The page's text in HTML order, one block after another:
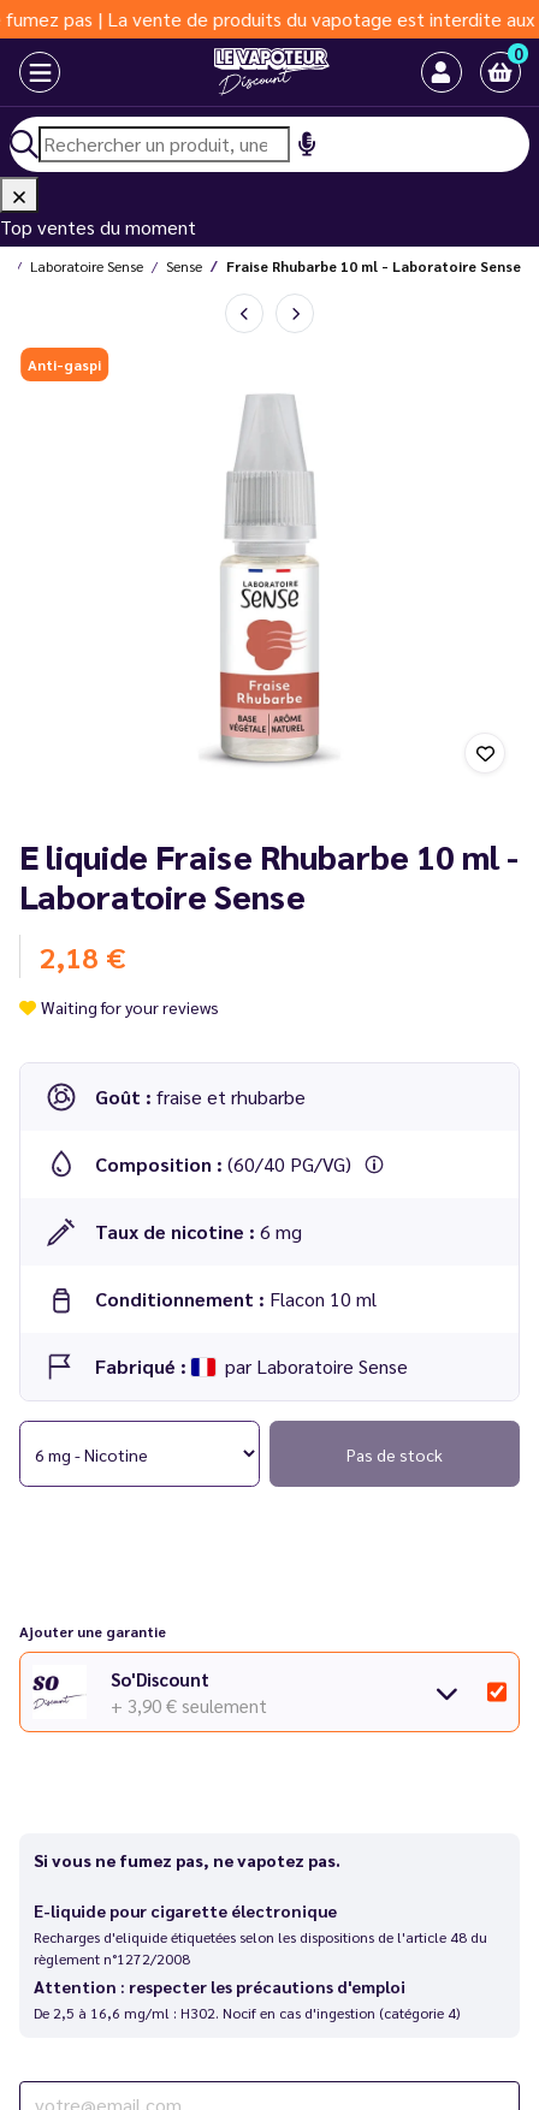
pas | La vente de produits du vapotage est interdite aux
0
Top ventes du moment
Laboratoire Sense Sense Fraise Rhubarbe 10 ml - Laboratoire Sense
Anti-gaspi
E liquide Fraise Rhubarbe 10 ml -
Laboratoire Sense
2,18 €
Waiting for your reviews
Goût : fraise et rhubarbe
Composition : (60/40 PG/VG)
Taux de nicotine : 6 mg
Conditionnement : Flacon 10 ml
Fabriqué : par Laboratoire Sense
Pas de stock
Ajouter une garantie
So'Discount
+ 3,90 € seulement
Si vous ne fumez pas, ne vapotez pas.
E-liquide pour cigarette électronique
Recharges d'eliquide étiquetées selon les dispositions de l'article 48 du
règlement n°1272/2008
Attention : respecter les précautions d'emploi
De 2,5 à 16,6 mg/ml : H302. Nocif en cas d'ingestion (catégorie 4)